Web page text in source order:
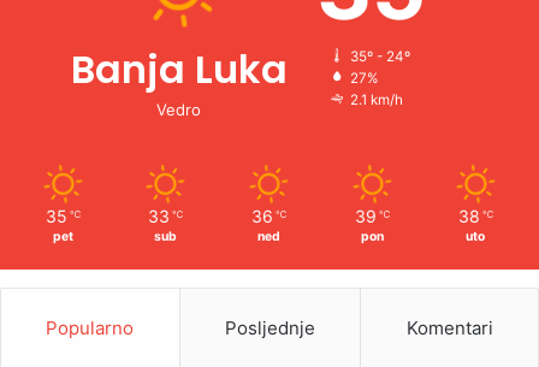
Banja Luka
Vedro
35º - 24º
27%
2.1 km/h
35 ℃
pet
33 ℃
sub
36 ℃
ned
39 ℃
pon
38 ℃
uto
Popularno Posljednje Komentari